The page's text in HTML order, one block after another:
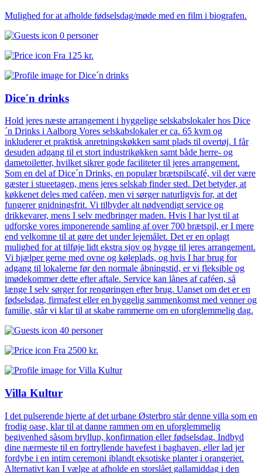
Mulighed for at afholde fødselsdag/møde med en film i biografen.
0 personer
Fra 125 kr.
Dice´n drinks
Hold jeres næste arrangement i hyggelige selskabslokaler hos Dice
´n Drinks i Aalborg Vores selskabslokaler er ca. 65 kvm og
inkluderer et praktisk anretningskøkken samt plads til overtøj. I får
desuden adgang til et stort industrikøkken samt både herre- og
dametoiletter, hvilket sikrer gode faciliteter til jeres arrangement.
Som en del af Dice´n Drinks, en populær brætspilscafé, vil der være
gæster i stueetagen, mens jeres selskab finder sted. Det betyder, at
køkkenet deles med caféen, men vi sørger naturligvis for, at det
fungerer gnidningsfrit. Vi tilbyder alt nødvendigt service og
drikkevarer, mens I selv medbringer maden. Hvis I har lyst til at
udforske vores imponerende samling af over 700 brætspil, er I mere
end velkomne til at gøre det under lejemålet. Det er en oplagt
mulighed for at tilføje lidt ekstra sjov og hygge til jeres arrangement.
Vi hjælper gerne med ovne og køleplads, og hvis I har brug for
adgang til lokalerne før den normale åbningstid, er vi fleksible og
imødekommer dette efter aftale. Service kan lånes af caféen, så
længe I selv sørger for rengøringen efter brug. Uanset om det er en
fødselsdag, firmafest eller en hyggelig sammenkomst med venner og
familie, står vi klar til at skabe rammerne om en uforglemmelig dag.
40 personer
Fra 2500 kr.
Villa Kultur
I det pulserende hjerte af det urbane Østerbro står denne villa som en
frodig oase, klar til at danne rammen om en uforglemmelig
begivenhed såsom bryllup, konfirmation eller fødselsdag. Indbyd
dine nærmeste til en fortryllende havefest i baghaven, eller lad jer
fordybe i en intim ceremoni iblandt eksotiske planter i orangeriet.
Alternativt kan I vælge at afholde en storslået gallamiddag i den